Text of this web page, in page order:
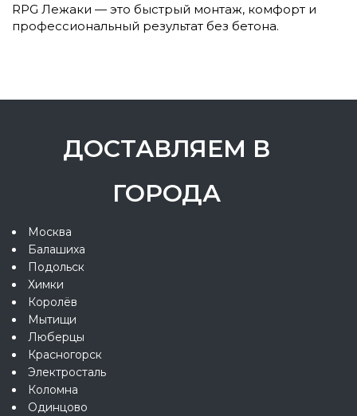
RPG Лежаки — это быстрый монтаж, комфорт и
профессиональный результат без бетона.
ДОСТАВЛЯЕМ В
ГОРОДА
Москва
Балашиха
Подольск
Химки
Королёв
Мытищи
Люберцы
Красногорск
Электросталь
Коломна
Одинцово